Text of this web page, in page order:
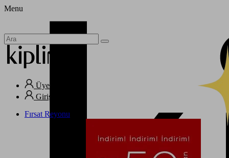
Menu
Üye Ol
Giriş Yap
Fırsat Reyonu